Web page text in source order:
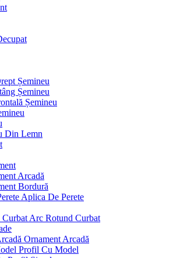
Șemineu
Șemineu
Șemineu
Din Lemn
Arcadă
Bordură
Aplica De Perete
Arc Rotund Curbat
Ornament Arcadă
Profil Cu Model